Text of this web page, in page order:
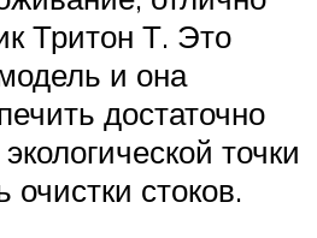
Тритон Т. Это
и она
достаточно
точки
очистки стоков.